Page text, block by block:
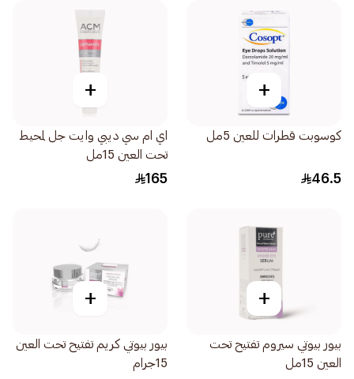
+
كوسوبت قطرات للعين 5مل
46.5
+
اي ام سي ديبي وايت جل لمحيط
تحت العين 15مل
165
+
بيور بيوتي سيروم تفتيح تحت
العين 15مل
+
بيور بيوتي كريم تفتيح تحت العين
15جرام